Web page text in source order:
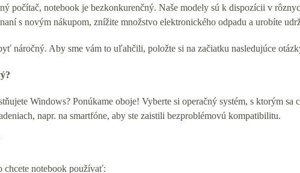
počítač, notebook je bezkonkurenčný. Naše modely sú k dispozícii v
s novým nákupom, znížite množstvo elektronického odpadu a urobíte
náročný. Aby sme vám to uľahčili, položte si na začiatku nasledujúce
Windows? Ponúkame oboje! Vyberte si operačný systém, s ktorým
napr. na smartfóne, aby ste zaistili bezproblémovú kompatibilitu.
notebook používať: